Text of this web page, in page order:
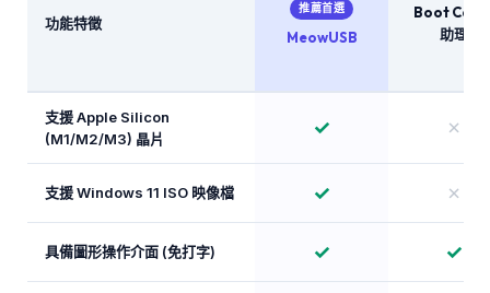
功能特徵
推薦首選
MeowUSB
Boot
助理
支援 Apple Silicon
(M1/M2/M3) 晶片
✓ ✗
支援 Windows 11 ISO 映像檔 ✓ ✗
具備圖形操作介面 (免打字) ✓ ✓